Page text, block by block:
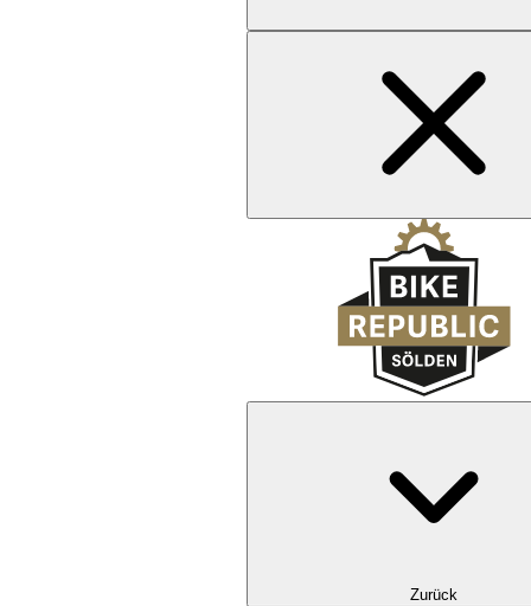
Zurück